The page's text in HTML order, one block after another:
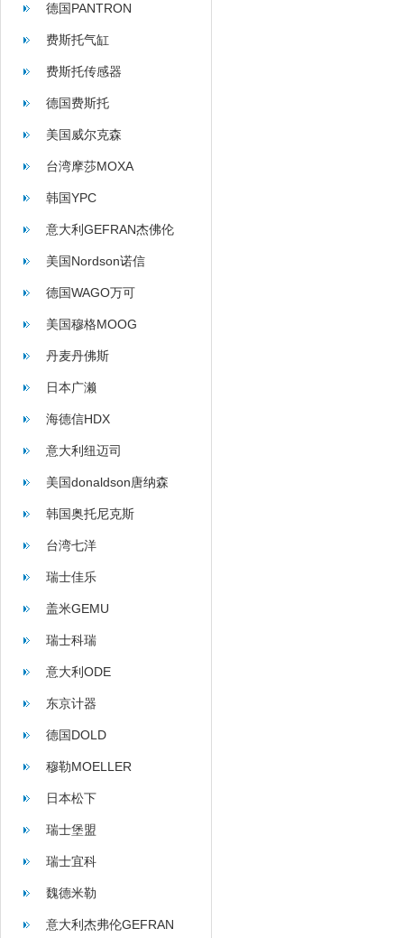
德国PANTRON
费斯托气缸
费斯托传感器
德国费斯托
美国威尔克森
WILKERSON
台湾摩莎MOXA
韩国YPC
意大利GEFRAN杰佛伦
美国Nordson诺信
德国WAGO万可
美国穆格MOOG
丹麦丹佛斯
日本广濑
海德信HDX
意大利纽迈司
美国donaldson唐纳森
韩国奥托尼克斯
台湾七洋
瑞士佳乐
盖米GEMU
瑞士科瑞
意大利ODE
东京计器
德国DOLD
穆勒MOELLER
日本松下
瑞士堡盟
瑞士宜科
魏德米勒
意大利杰弗伦GEFRAN